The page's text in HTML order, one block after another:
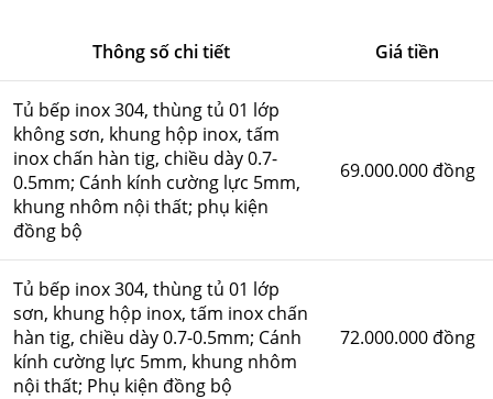
Thông số chi tiết Giá tiền
Tủ bếp inox 304, thùng tủ 01 lớp
không sơn, khung hộp inox, tấm
inox chấn hàn tig, chiều dày 0.7-
0.5mm; Cánh kính cường lực 5mm,
khung nhôm nội thất; phụ kiện
đồng bộ
69.000.000 đồng
Tủ bếp inox 304, thùng tủ 01 lớp
sơn, khung hộp inox, tấm inox chấn
hàn tig, chiều dày 0.7-0.5mm; Cánh
kính cường lực 5mm, khung nhôm
nội thất; Phụ kiện đồng bộ
72.000.000 đồng